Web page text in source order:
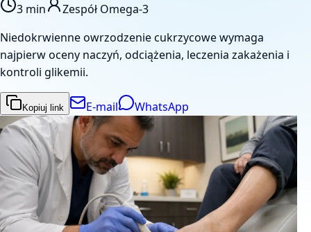
3 min
Zespół Omega-3
Niedokrwienne owrzodzenie cukrzycowe wymaga
najpierw oceny naczyń, odciążenia, leczenia zakażenia i
kontroli glikemii.
Kopiuj link E-mail WhatsApp